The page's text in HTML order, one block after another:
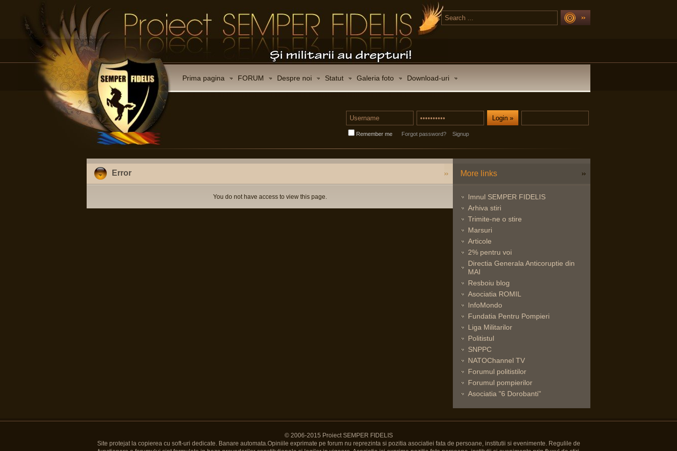
Prima pagina FORUM Despre noi Statut Galeria foto Download-uri
Remember me Forgot password? Signup
Error
You do not have access to view this page.
More links
Imnul SEMPER FIDELIS
Arhiva stiri
Trimite-ne o stire
Marsuri
Articole
2% pentru voi
Directia Generala Anticoruptie din
MAI
Resboiu blog
Asociatia ROMIL
InfoMondo
Fundatia Pentru Pompieri
Liga Militarilor
Politistul
SNPPC
NATOChannel TV
Forumul politistilor
Forumul pompierilor
Asociatia "6 Dorobanti"
© 2006-2015 Proiect SEMPER FIDELIS
Site protejat la copierea cu soft-uri dedicate. Banare automata.Opiniile exprimate pe forum nu reprezinta si pozitia asociatiei fata de persoane, institutii si evenimente. Regulile de